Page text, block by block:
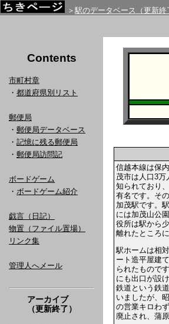
＞ 駅のデータベース（更新終
Contents
市町村章
・ 都道府県別リスト
郵便局
・ 郵便局データベース
・ 記憶に残る郵便局
・ 郵便局訪問記
ボードゲーム
・ ボードゲーム紹介
戯言（日記）
物置（ファイル置場）
リンク集
管理人へメール
アーカイブ
（更新終了）
信越本線は保
茂市は人口3万
知られており
有名です。そ
加茂駅です。
には加茂山公
役所は駅から
離れたところ
駅ホームは相
ート造平屋建
られたもので
にも出口が設
鉄道という鉄
いましたが、
の営業キロわ
廃止され、蒲